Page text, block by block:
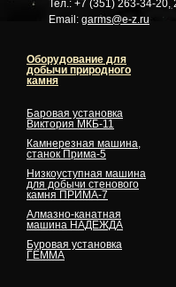
Тел.: +7 (351) 263-34-20,
Email: garms@e-z.ru
Оборудование для
добычи природного
камня
Баровая установка
Виктория МКБ-11
Камнерезная машина,
станок Прима-5
Низкоуступная машина
для добычи стенового
камня ПРИМА-7
Алмазно-канатная
машина НАДЕЖДА
Буровая установка
ГЕММА